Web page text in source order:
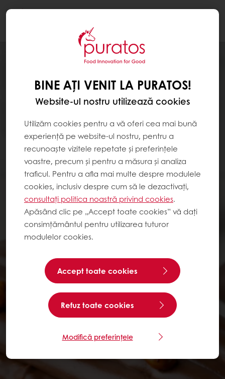
BINE AȚI VENIT LA PURATOS!
Website-ul nostru utilizează cookies
Utilizăm cookies pentru a vă oferi cea mai bună
experiență pe website-ul nostru, pentru a
recunoaște vizitele repetate și preferințele
voastre, precum și pentru a măsura și analiza
traficul. Pentru a afla mai multe despre modulele
cookies, inclusiv despre cum să le dezactivați,
consultați politica noastră privind cookies.
Apăsând clic pe „Accept toate cookies” vă dați
consimțământul pentru utilizarea tuturor
modulelor cookies.
Accept toate cookies
Refuz toate cookies
Modifică preferințele